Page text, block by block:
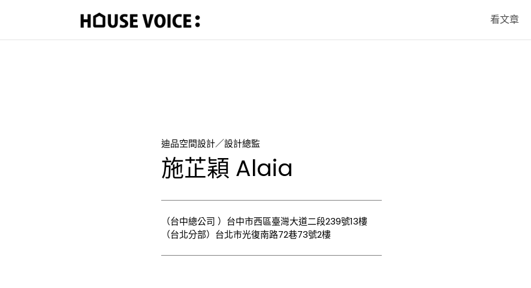
看文章
迪品空間設計／設計總監
施芷穎 Alaia
（台中總公司 ）台中市西區臺灣大道二段239號13樓
（台北分部）台北市光復南路72巷73號2樓